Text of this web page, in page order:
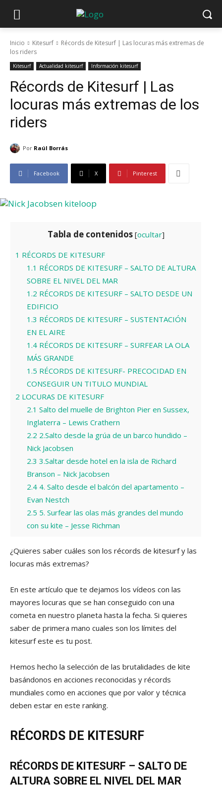
Inicio Kitesurf
Récords de Kitesurf | Las locuras más extremas de
los riders
Kitesurf Actualidad kitesurf Información kitesurf
Récords de Kitesurf | Las
locuras más extremas de los
riders
Por Raúl Borrás
Facebook X Pinterest
Tabla de contenidos [ocultar]
1 RÉCORDS DE KITESURF
1.1 RÉCORDS DE KITESURF – SALTO DE ALTURA
SOBRE EL NIVEL DEL MAR
1.2 RÉCORDS DE KITESURF – SALTO DESDE UN
EDIFICIO
1.3 RÉCORDS DE KITESURF – SUSTENTACIÓN
EN EL AIRE
1.4RÉCORDS DE KITESURF – SURFEAR LA OLA
MÁS GRANDE
1.5 RÉCORDS DE KITESURF- PRECOCIDAD EN
CONSEGUIR UN TITULO MUNDIAL
2 LOCURAS DE KITESURF
2.1 Salto del muelle de Brighton Pier en Sussex,
Inglaterra – Lewis Crathern
2.2 2.Salto desde la grúa de un barco hundido –
Nick Jacobsen
2.3 3.Saltar desde hotel en la isla de Richard
Branson – Nick Jacobsen
2.44. Salto desde el balcón del apartamento –
Evan Nestch
2.5 5. Surfear las olas más grandes del mundo
con su kite – Jesse Richman
¿Quieres saber cuáles son los récords de kitesurf y las
locuras más extremas?
En este artículo que te dejamos los vídeos con las
mayores locuras que se han conseguido con una
cometa en nuestro planeta hasta la fecha. Si quieres
saber de primera mano cuales son los límites del
kitesurf este es tu post.
Hemos hecho la selección de las brutalidades de kite
basándonos en acciones reconocidas y récords
mundiales como en acciones que por valor y técnica
deben estar en este ranking.
RÉCORDS DE KITESURF
RÉCORDS DE KITESURF – SALTO DE
ALTURA SOBRE EL NIVEL DEL MAR